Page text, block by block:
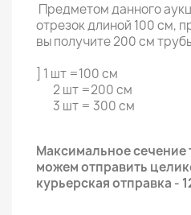
Предметом данного
отрезок длиной 100 см,
вы получите 200 см
] 1 шт =100 см
2 шт =200 см
3 шт = 300 см
Максимальное сечение
можем отправить
курьерская отправка -